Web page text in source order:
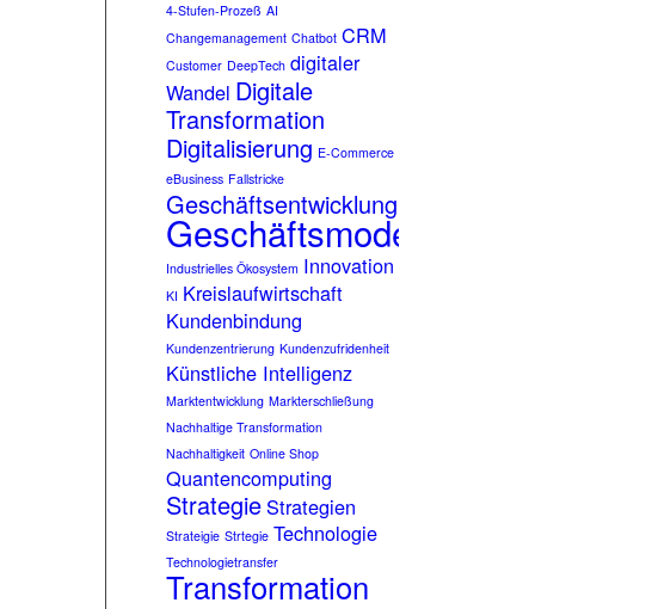
4-Stufen-Prozeß AI
Changemanagement Chatbot CRM
Customer DeepTech digitaler
Wandel Digitale
Transformation
Digitalisierung E-Commerce
eBusiness Fallstricke
Geschäftsentwicklung
Geschäftsmodell
Industrielles Ökosystem Innovation
KI Kreislaufwirtschaft
Kundenbindung
Kundenzentrierung Kundenzufridenheit
Künstliche Intelligenz
Marktentwicklung Markterschließung
Nachhaltige Transformation
Nachhaltigkeit Online Shop
Quantencomputing
StrategieStrategien
Strateigie Strtegie Technologie
Technologietransfer
Transformation